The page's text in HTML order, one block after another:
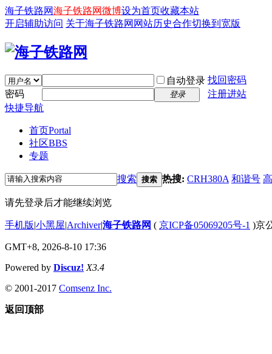
海子铁路网海子铁路网微博设为首页收藏本站
开启辅助访问 关于海子铁路网 网站历史合作切换到宽版
自动登录 找回密码
密码
登录
注册进站
快捷导航
首页Portal
社区BBS
专题
搜索 搜索 热搜: CRH380A 和谐号
请先登录后才能继续浏览
手机版|小黑屋|Archiver|海子铁路网 ( 京ICP备05069205号-1 )京
GMT+8, 2026-8-10 17:36
Powered by Discuz! X3.4
© 2001-2017 Comsenz Inc.
返回顶部